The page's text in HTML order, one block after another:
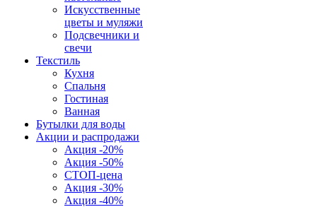
Искусственные
цветы и муляжи
Подсвечники и
свечи
Текстиль
Кухня
Спальня
Гостиная
Ванная
Бутылки для воды
Акции и распродажи
Акция -20%
Акция -50%
СТОП-цена
Акция -30%
Акция -40%